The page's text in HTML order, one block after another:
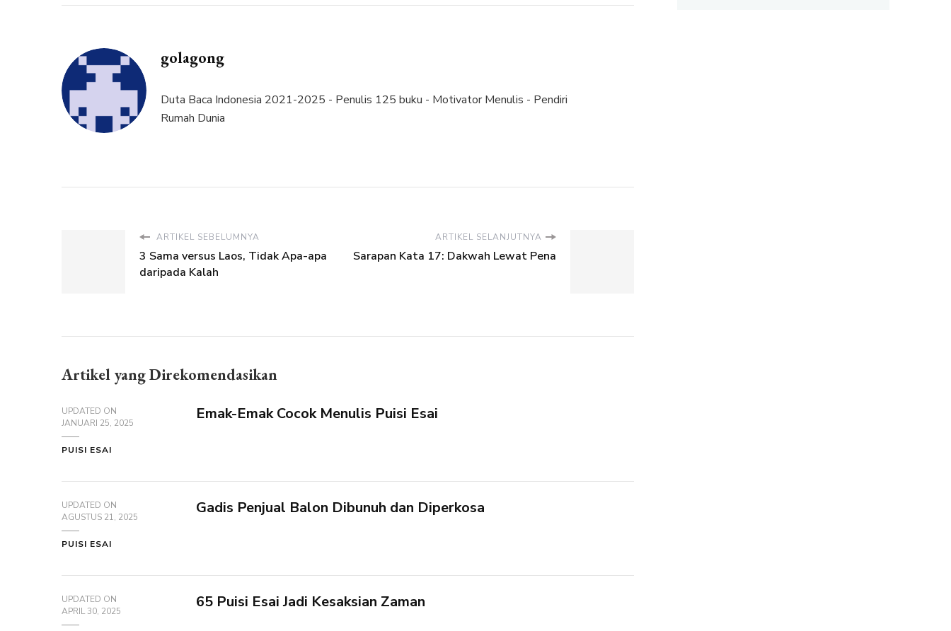
golagong
Duta Baca Indonesia 2021-2025 - Penulis 125 buku - Motivator Menulis - Pendiri
Rumah Dunia
ARTIKEL SEBELUMNYA
3 Sama versus Laos, Tidak Apa-apa
daripada Kalah
ARTIKEL SELANJUTNYA
Sarapan Kata 17: Dakwah Lewat Pena
Artikel yang Direkomendasikan
UPDATED ON
JANUARI 25, 2025
PUISI ESAI
Emak-Emak Cocok Menulis Puisi Esai
UPDATED ON
AGUSTUS 21, 2025
PUISI ESAI
Gadis Penjual Balon Dibunuh dan Diperkosa
UPDATED ON
APRIL 30, 2025
65 Puisi Esai Jadi Kesaksian Zaman